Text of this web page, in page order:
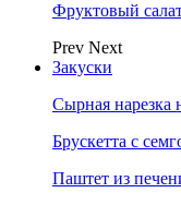
Фруктовый
Prev Next
Закуски
Сырная нарезка
Брускетта с
Паштет из